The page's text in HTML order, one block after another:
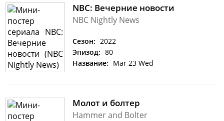
NBC: Вечерние новости
NBC Nightly News
Сезон: 2022
Эпизод: 80
Название: Mar 23 Wed
Молот и болтер
Hammer and Bolter